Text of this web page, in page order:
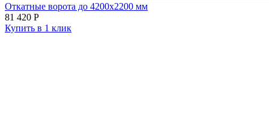
Откатные ворота до 4200х2200 мм
81 420 Р
Купить в 1 клик